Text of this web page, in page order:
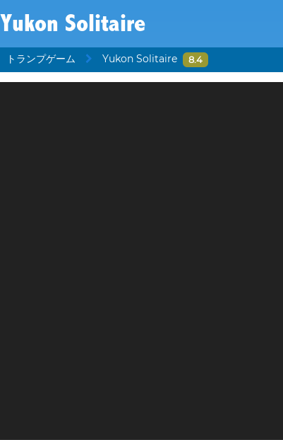
Yukon Solitaire
トランプゲーム Yukon Solitaire 8.4